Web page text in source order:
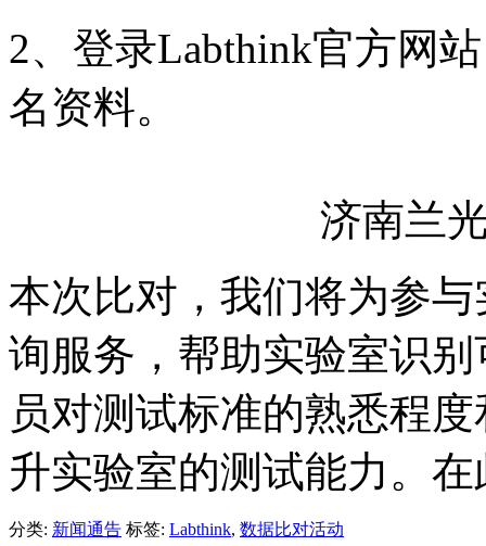
2、登录Labthink官方网
名资料。
济南兰
本次比对，我们将为参
询服务，帮助实验室识
员对测试标准的熟悉程
升实验室的测试能力。
分类: 新闻通告 标签: Labthink, 数据比对活动